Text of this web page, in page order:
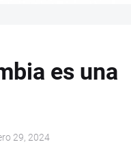
es una
29, 2024